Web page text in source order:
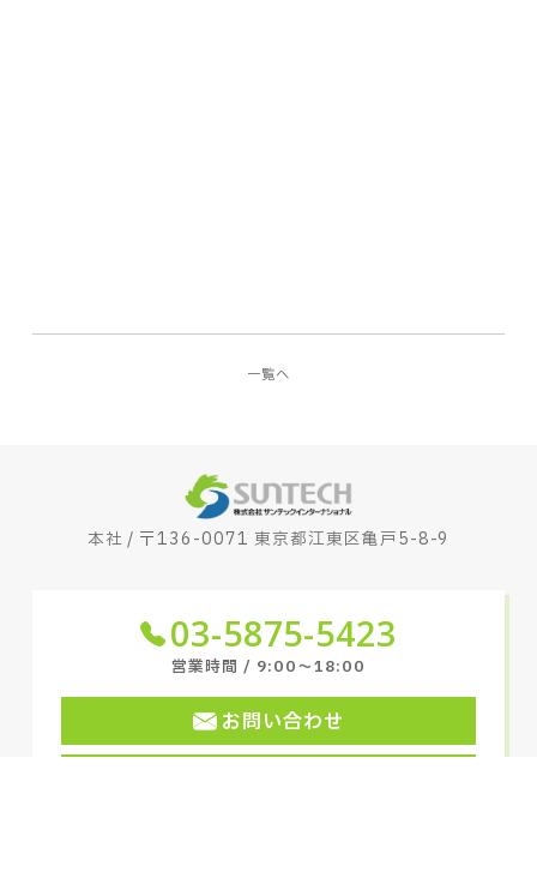
一覧へ
本社 / 〒136-0071 東京都江東区亀戸5-8-9
03-5875-5423
営業時間 / 9:00〜18:00
お問い合わせ